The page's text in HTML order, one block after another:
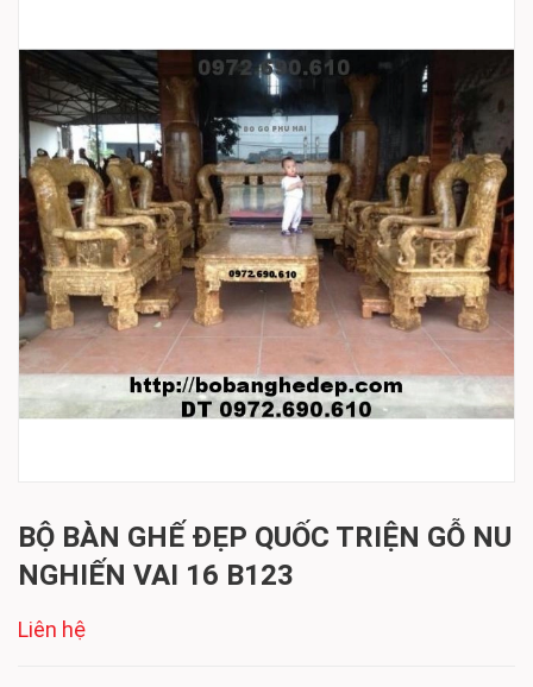
BỘ BÀN GHẾ ĐẸP QUỐC TRIỆN GỖ NU
NGHIẾN VAI 16 B123
Liên hệ